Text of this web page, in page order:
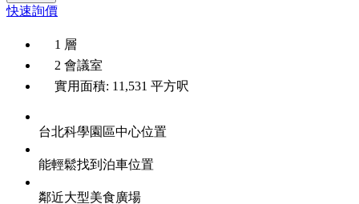
快速詢價
1 層
2 會議室
實用面積: 11,531 平方呎
台北科學園區中心位置
能輕鬆找到泊車位置
鄰近大型美食廣場